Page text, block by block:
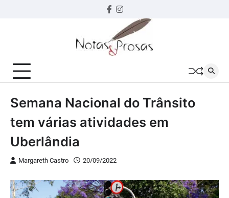
Facebook
instagram
Semana Nacional do Trânsito
tem várias atividades em
Uberlândia
Margareth Castro 20/09/2022